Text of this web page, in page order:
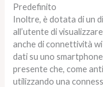
Predefinito
Inoltre, è dotata di un
all’utente di
anche di connettività
dati su uno
presente che, come
utilizzando una